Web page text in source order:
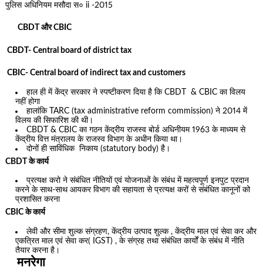
पुलिस अधिनियम मसौदा स० ii -2015
CBDT और CBIC
CBDT- Central board of district tax
CBIC- Central board of indirect tax and customers
हाल ही में केंद्र सरकार ने स्पष्टीकरण दिया है कि CBDT & CBIC का विलय
नहीं होगा
हालांकि TARC (tax administrative reform commission) ने 2014 में
विलय की सिफारिश की थी।
CBDT & CBIC का गठन केंद्रीय राजस्व बोर्ड अधिनीयम 1963 के माध्यम से
केंद्रीय वित्त मंत्रालय के राजस्व विभाग के अधीन किया था।
दोनों ही साविंधिक निकाय (statutory body) है।
CBDT के कार्य
प्रत्यक्ष करो ने संबंधित नीतियों एवं योजनाओं के संबंध में महत्वपूर्ण इनपुट प्रदान
करने के साथ-साथ आयकर विभाग की सहायता से प्रत्यक्ष करों से संबंधित कानूनों को
प्रशासित करना
CBIC के कार्य
लेवी और सीमा शुल्क संग्रहण, केंद्रीय उत्पाद शुल्क , केंद्रीय माल एवं सेवा कर और
एकत्रित माल एवं सेवा कर( IGST) , के संग्रह तथा संबंधित कार्यों के संबंध में नीति
तैयार करना है।
मनरेगा